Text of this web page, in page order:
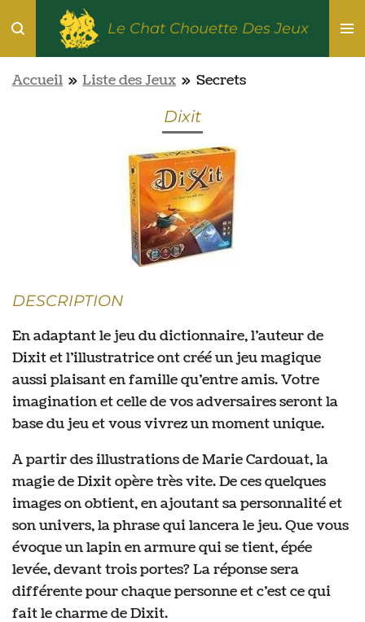
Passer
contenu
principal
Le Chat Chouette Des Jeux
Accueil » Liste des Jeux » Secrets
Dixit
DESCRIPTION
En adaptant le jeu du dictionnaire, l’auteur de
Dixit et l’illustratrice ont créé un jeu magique
aussi plaisant en famille qu’entre amis. Votre
imagination et celle de vos adversaires seront la
base du jeu et vous vivrez un moment unique.
A partir des illustrations de Marie Cardouat, la
magie de Dixit opère très vite. De ces quelques
images on obtient, en ajoutant sa personnalité et
son univers, la phrase qui lancera le jeu. Que vous
évoque un lapin en armure qui se tient, épée
levée, devant trois portes? La réponse sera
différente pour chaque personne et c’est ce qui
fait le charme de Dixit.